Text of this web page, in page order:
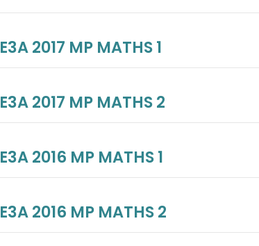
E3A 2017 MP MATHS 1
E3A 2017 MP MATHS 2
E3A 2016 MP MATHS 1
E3A 2016 MP MATHS 2